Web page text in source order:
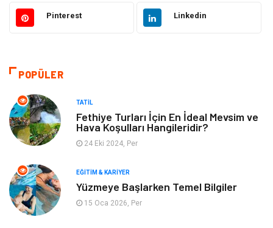
Gündem Elektronik
Dekorasyon
Tatil
Alışveriş Gençlik & Eğlence
Genel Kültür
Metal Evlilik Rehberi
Pinterest Linkedin
POPÜLER
TATIL
Fethiye Turları İçin En İdeal Mevsim ve
Hava Koşulları Hangileridir?
24 Eki 2024, Per
EĞITIM & KARIYER
Yüzmeye Başlarken Temel Bilgiler
15 Oca 2026, Per